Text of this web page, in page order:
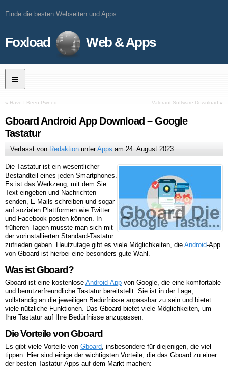
Finde die besten Webseiten und Apps
Foxload Web & Apps
« Have I Been Pwned Valorant Software Download »
Gboard Android App Download – Google
Tastatur
Verfasst von Redaktion unterApps am24. August 2023
Die Tastatur ist ein wesentlicher
Bestandteil eines jeden Smartphones.
Es ist das Werkzeug, mit dem Sie
Text eingeben und Nachrichten
senden, E-Mails schreiben und sogar
auf sozialen Plattformen wie Twitter
und Facebook posten können. In
früheren Tagen musste man sich mit
der vorinstallierten Standard-Tastatur
zufrieden geben. Heutzutage gibt es viele Möglichkeiten, die Android-App
von Gboard ist hierbei eine besonders gute Wahl.
Was ist Gboard?
Gboard ist eine kostenlose Android-App von Google, die eine komfortable
und benutzerfreundliche Tastatur bereitstellt. Sie ist in der Lage,
vollständig an die jeweiligen Bedürfnisse anpassbar zu sein und bietet
viele nützliche Funktionen. Das Gboard bietet viele Möglichkeiten, um
Ihre Tastatur auf Ihre Bedürfnisse anzupassen.
Die Vorteile von Gboard
Es gibt viele Vorteile von Gboard , insbesondere für diejenigen, die viel
tippen. Hier sind einige der wichtigsten Vorteile, die das Gboard zu einer
der besten Tastatur-Apps auf dem Markt machen: